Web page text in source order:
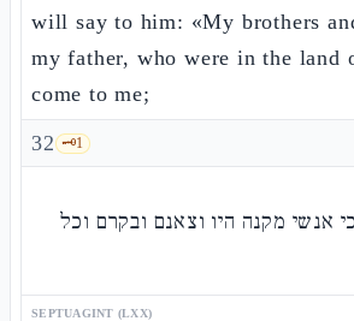
will say to him: «My brothers
my father, who were in the land
come to me;
32 🗝️1
אנשי מקנה היו וצאנם ובקרם וכל
SEPTUAGINT (LXX)